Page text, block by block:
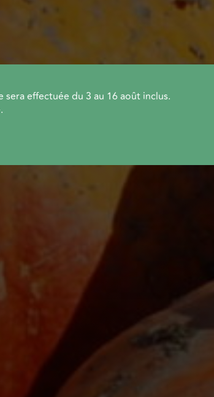
effectuée du 3 au 16 août inclus.